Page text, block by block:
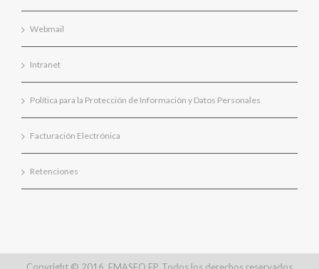
Webmail
Intranet
Política para la Protección de Información y Datos Personales
Facturación Electrónica
Retenciones